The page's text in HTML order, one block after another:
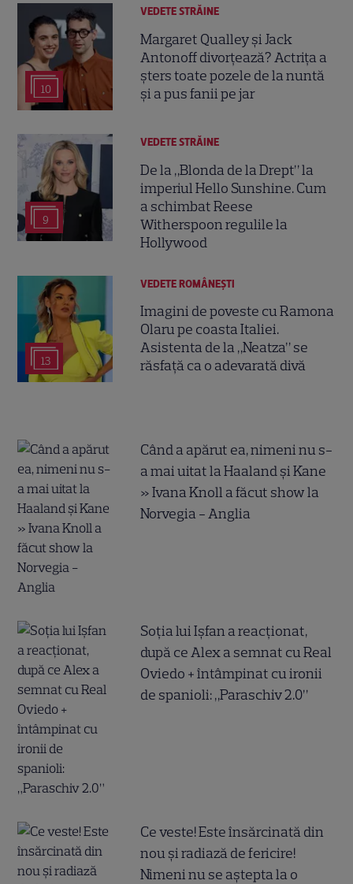
10
VEDETE STRĂINE
Margaret Qualley și Jack
Antonoff divorțează? Actrița a
șters toate pozele de la nuntă
și a pus fanii pe jar
9
VEDETE STRĂINE
De la „Blonda de la Drept” la
imperiul Hello Sunshine. Cum
a schimbat Reese
Witherspoon regulile la
Hollywood
13
VEDETE ROMÂNEŞTI
Imagini de poveste cu Ramona
Olaru pe coasta Italiei.
Asistenta de la „Neatza” se
răsfață ca o adevarată divă
Când a apărut ea, nimeni nu s-
a mai uitat la Haaland și Kane
» Ivana Knoll a făcut show la
Norvegia - Anglia
Soția lui Ișfan a reacționat,
după ce Alex a semnat cu Real
Oviedo + întâmpinat cu ironii
de spanioli: „Paraschiv 2.0”
Ce veste! Este însărcinată din
nou și radiază de fericire!
Nimeni nu se aștepta la o